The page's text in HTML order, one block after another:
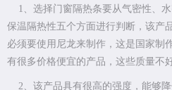
1、选择门窗隔热条要从气密性、
保温隔热性五个方面进行判断，该产
必须要使用尼龙来制作，这是国家制
有很多价格便宜的产品，这些质量不
2、该产品具有很高的强度，能够